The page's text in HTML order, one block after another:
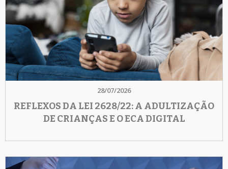
28/07/2026
REFLEXOS DA LEI 2628/22: A ADULTIZAÇÃO
DE CRIANÇAS E O ECA DIGITAL